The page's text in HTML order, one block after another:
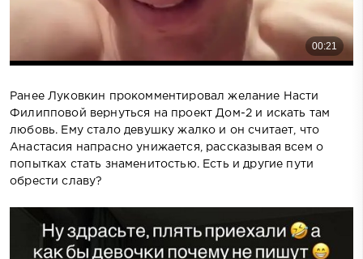
Ранее Луковкин прокомментировал желание Насти
Филипповой вернуться на проект Дом-2 и искать там
любовь. Ему стало девушку жалко и он считает, что
Анастасия напрасно унижается, рассказывая всем о
попытках стать знаменитостью. Есть и другие пути
обрести славу?